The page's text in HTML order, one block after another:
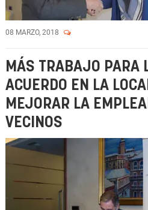
08 MARZO, 2018
MÁS TRABAJO PARA
ACUERDO EN LA
MEJORAR LA
VECINOS